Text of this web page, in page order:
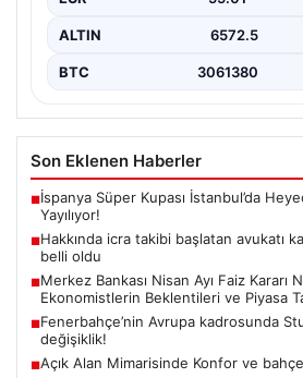
ALTIN 6572.5
BTC 3061380
Son Eklenen Haberler
■İspanya Süper Kupası İstanbul’da
Yayılıyor!
■Hakkında icra takibi başlatan avukatı
belli oldu
■Merkez Bankası Nisan Ayı Faiz Kararı
Ekonomistlerin Beklentileri ve Piyasa
■Fenerbahçe’nin Avrupa kadrosunda
değişiklik!
■Açık Alan Mimarisinde Konfor ve